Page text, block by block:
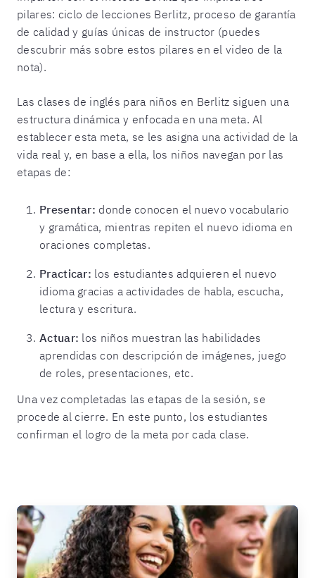
pilares: ciclo de lecciones Berlitz, proceso de garantía
de calidad y guías únicas de instructor (puedes
descubrir más sobre estos pilares en el video de la
nota).
Las clases de inglés para niños en Berlitz siguen una
estructura dinámica y enfocada en una meta. Al
establecer esta meta, se les asigna una actividad de la
vida real y, en base a ella, los niños navegan por las
etapas de:
Presentar: donde conocen el nuevo vocabulario
y gramática, mientras repiten el nuevo idioma en
oraciones completas.
Practicar: los estudiantes adquieren el nuevo
idioma gracias a actividades de habla, escucha,
lectura y escritura.
Actuar: los niños muestran las habilidades
aprendidas con descripción de imágenes, juego
de roles, presentaciones, etc.
Una vez completadas las etapas de la sesión, se
procede al cierre. En este punto, los estudiantes
confirman el logro de la meta por cada clase.